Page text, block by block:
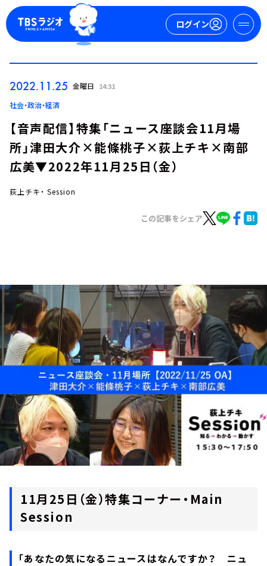
ログイン
イベント・グッズ
YouTube
会社情報
2022.11.25 金曜日 14:31
社会・政治・経済
【音声配信】特集「ニュース座談会11月場
所」津田大介×能條桃子×荻上チキ×南部
広美▼2022年11月25日（金）
荻上チキ・ Session
この記事をシェア
11月25日（金）特集コーナー・Main
Session
「あなたの気になるニュースはなんですか？ ニュ